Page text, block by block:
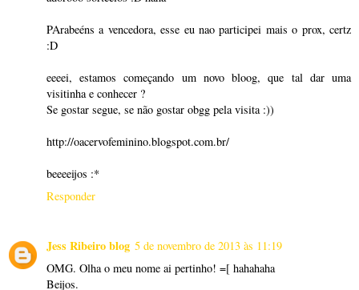
PArabeéns a vencedora, esse eu nao participei mais o prox, certz
:D
eeeei, estamos começando um novo bloog, que tal dar uma
visitinha e conhecer ?
Se gostar segue, se não gostar obgg pela visita :))
http://oacervofeminino.blogspot.com.br/
beeeeijos :*
Responder
Jess Ribeiro blog 5 de novembro de 2013 às 11:19
OMG. Olha o meu nome ai pertinho! =[ hahahaha
Beijos.